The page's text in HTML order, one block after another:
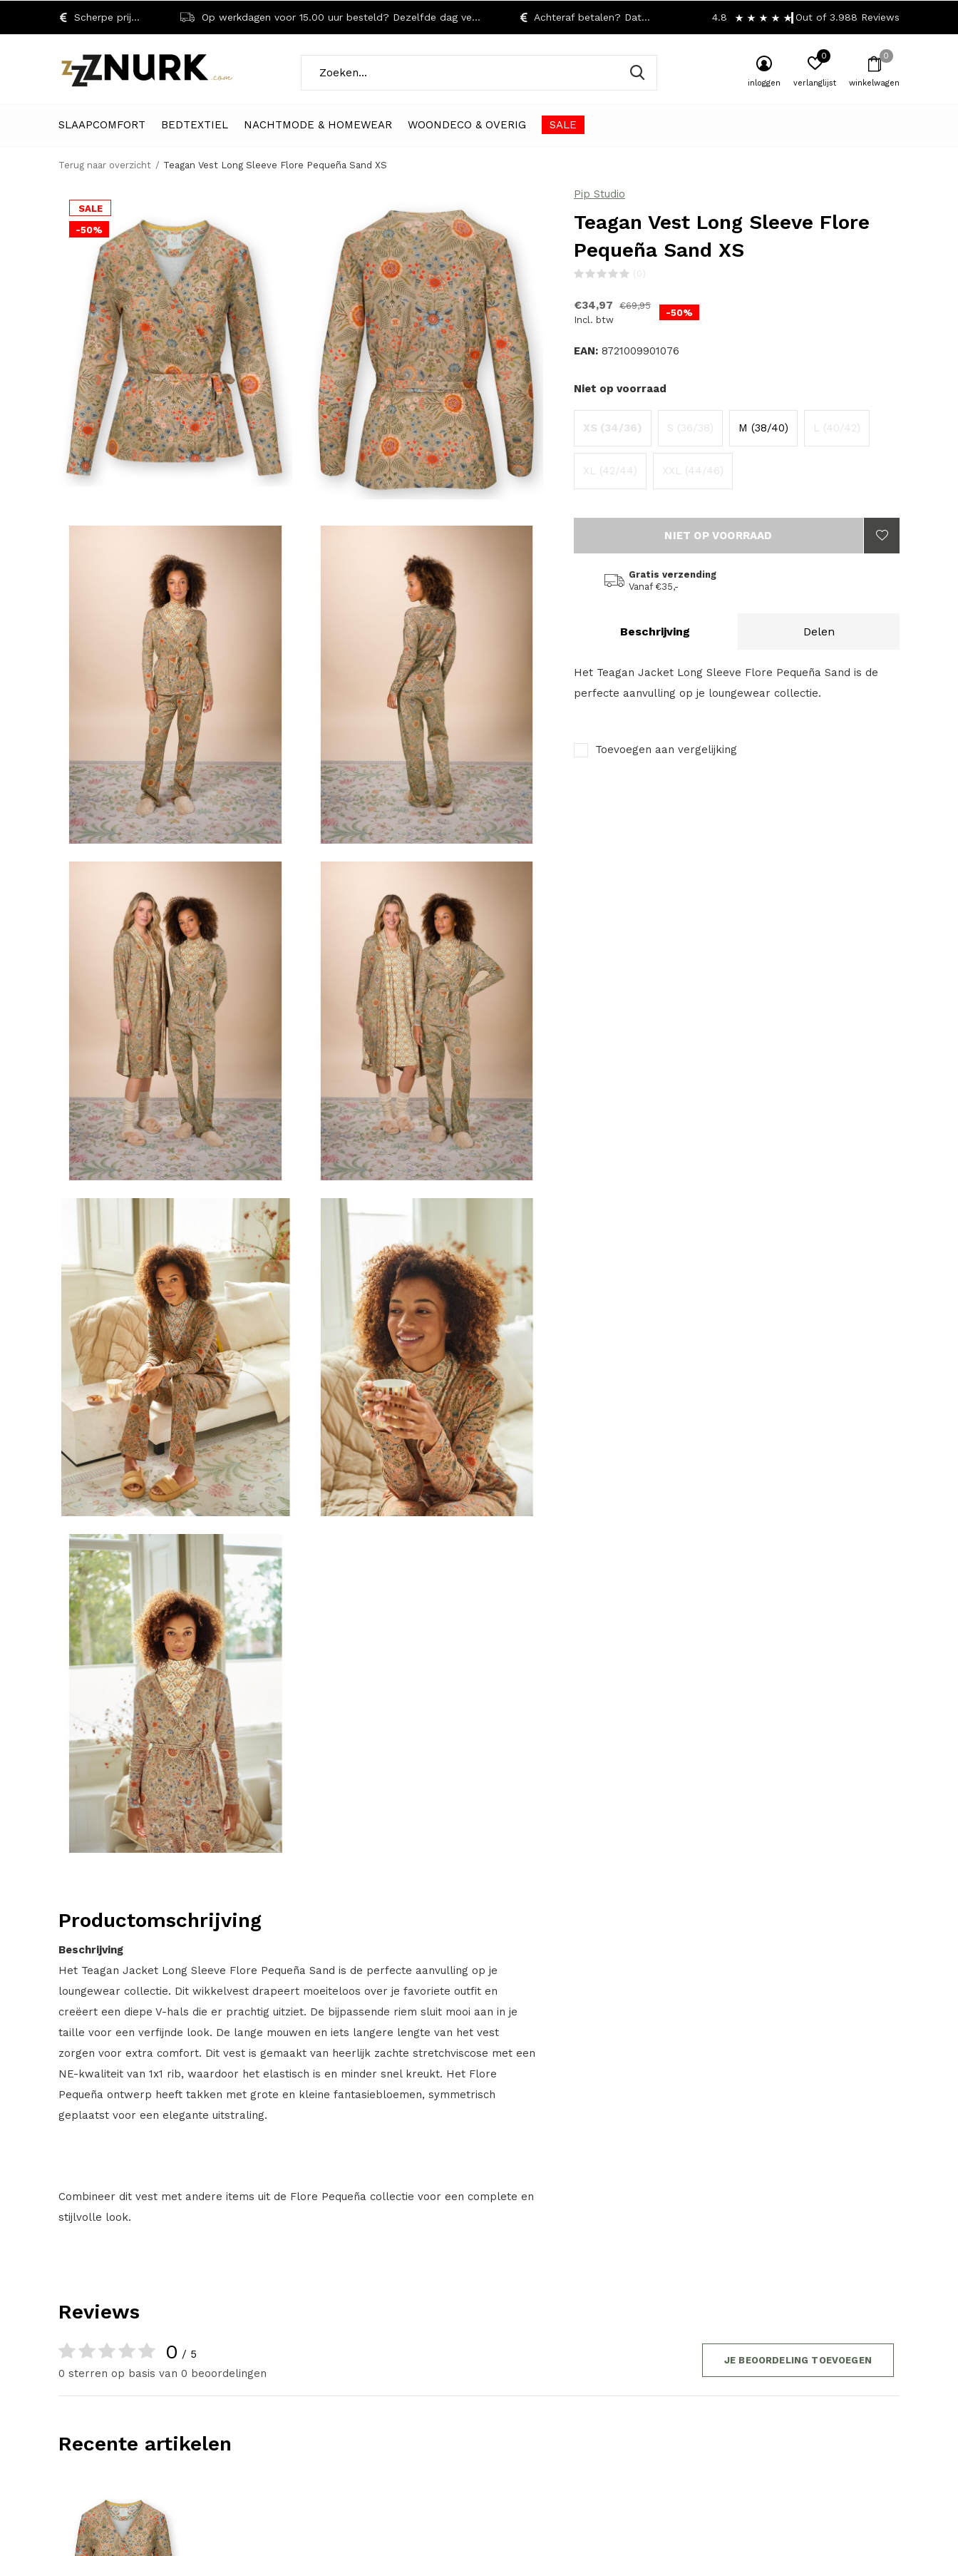
SLAAPCOMFORT BEDTEXTIEL NACHTMODE & HOMEWEAR WOONDECO & OVERIG SALE
inloggen verlanglijst
0
winkelwagen
0
Scherpe prijzen! Op werkdagen voor 15.00 uur besteld? Dezelfde dag verzonden! Achteraf betalen? Dat kan! 4.8 Out of 3.988 Reviews
Terug naar overzicht Teagan Vest Long Sleeve Flore Pequeña Sand XS
SALE
-50%
Pip Studio
Teagan Vest Long Sleeve Flore
Pequeña Sand XS
(0)
€34,97
€69,95
Incl. btw
-50%
EAN: 8721009901076
Niet op voorraad
XS (34/36) S (36/38) M (38/40) L (40/42)
XL (42/44) XXL (44/46)
NIET OP VOORRAAD
Gratis verzending
Vanaf €35,-
Beschrijving Delen
Het Teagan Jacket Long Sleeve Flore Pequeña Sand is de
perfecte aanvulling op je loungewear collectie.
Toevoegen aan vergelijking
Productomschrijving
Beschrijving
Het Teagan Jacket Long Sleeve Flore Pequeña Sand is de perfecte aanvulling op je
loungewear collectie. Dit wikkelvest drapeert moeiteloos over je favoriete outfit en
creëert een diepe V-hals die er prachtig uitziet. De bijpassende riem sluit mooi aan in je
taille voor een verfijnde look. De lange mouwen en iets langere lengte van het vest
zorgen voor extra comfort. Dit vest is gemaakt van heerlijk zachte stretchviscose met een
NE-kwaliteit van 1x1 rib, waardoor het elastisch is en minder snel kreukt. Het Flore
Pequeña ontwerp heeft takken met grote en kleine fantasiebloemen, symmetrisch
geplaatst voor een elegante uitstraling.
Combineer dit vest met andere items uit de Flore Pequeña collectie voor een complete en
stijlvolle look.
Reviews
0 / 5
0 sterren op basis van 0 beoordelingen
JE BEOORDELING TOEVOEGEN
Recente artikelen